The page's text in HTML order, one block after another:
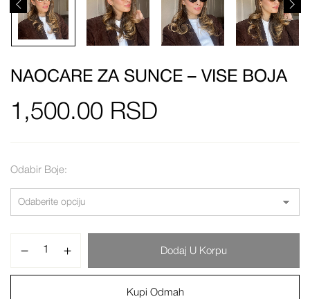
NAOCARE ZA SUNCE – VISE BOJA
1,500.00 RSD
Odabir Boje
Dodaj U Korpu
Kupi Odmah